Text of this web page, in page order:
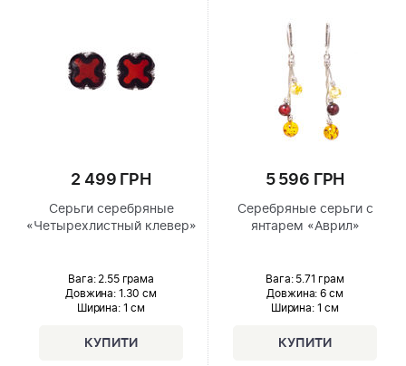
2 499 ГРН
Серьги серебряные
«Четырехлистный клевер»
Вага: 2.55 грама
Довжина: 1.30 см
Ширина: 1 см
5 596 ГРН
Серебряные серьги с
янтарем «Аврил»
Вага: 5.71 грам
Довжина: 6 см
Ширина: 1 см